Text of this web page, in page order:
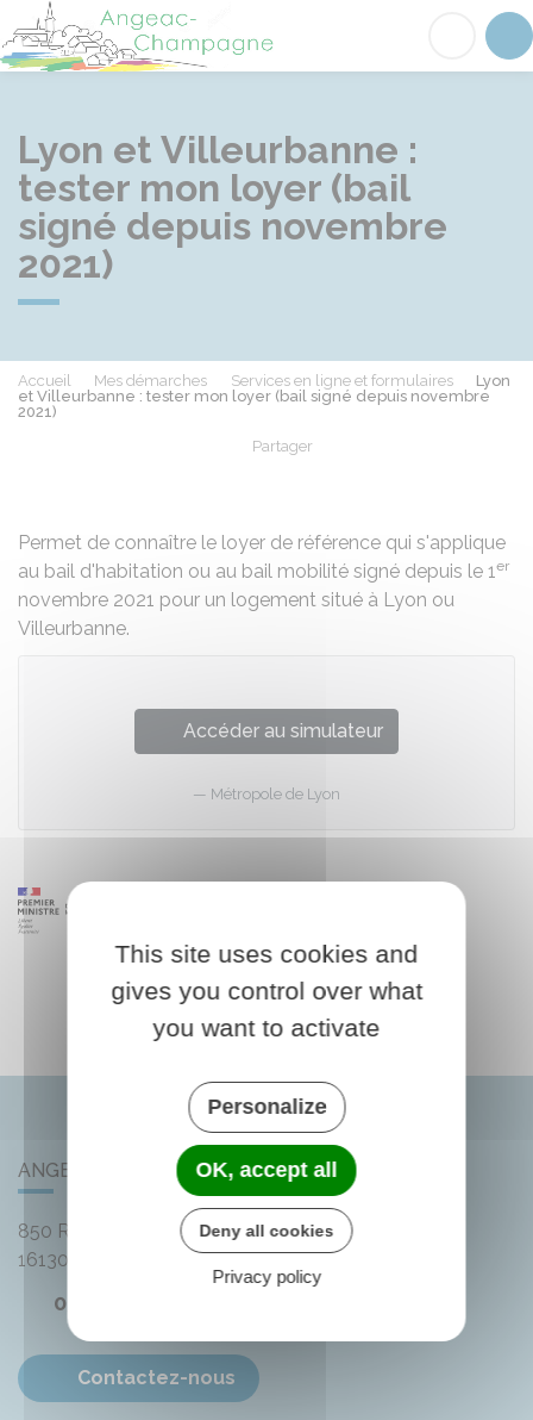
Angeac-Champagne
Lyon et Villeurbanne :
tester mon loyer (bail
signé depuis novembre
2021)
Accueil Mes démarches Services en ligne et formulaires
Lyon
et Villeurbanne : tester mon loyer (bail signé depuis novembre
2021)
Partager
Permet de connaître le loyer de référence qui s'applique
au bail d'habitation ou au bail mobilité signé depuis le 1er
novembre 2021 pour un logement situé à Lyon ou
Villeurbanne.
Accéder au simulateur
Métropole de Lyon
ANGEAC-CHAMPAGNE
850 Rue des Distilleries
16130
Angeac-Champagne
05 45 83 74 42
Contactez-nous
This site uses cookies and
gives you control over what
you want to activate
Personalize
OK, accept all
Deny all cookies
Privacy policy